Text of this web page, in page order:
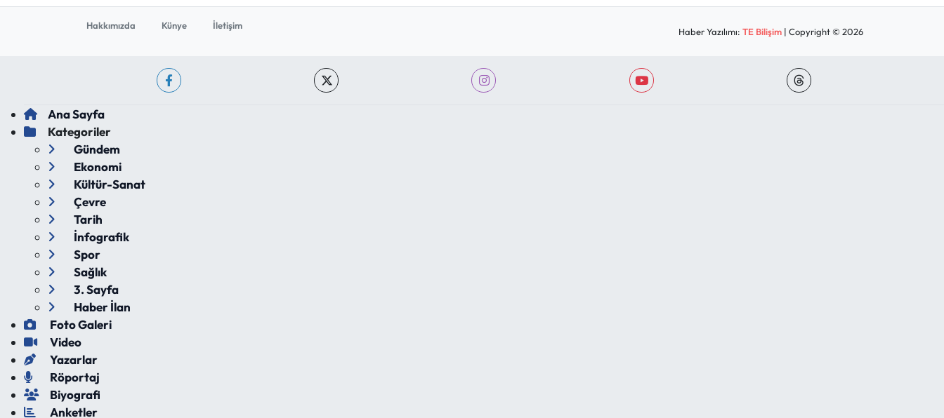
Hakkımızda Künye İletişim
Haber Yazılımı:TE Bilişim | Copyright © 2026
Ana Sayfa
Kategoriler
Gündem
Ekonomi
Kültür-Sanat
Çevre
Tarih
İnfografik
Spor
Sağlık
3. Sayfa
Haber İlan
Foto Galeri
Video
Yazarlar
Röportaj
Biyografi
Anketler